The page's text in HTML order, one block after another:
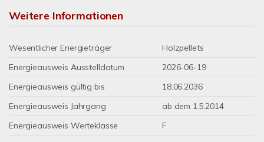
Weitere Informationen
Wesentlicher Energieträger
Holzpellets
Energieausweis Ausstelldatum
2026-06-19
Energieausweis gültig bis
18.06.2036
Energieausweis Jahrgang
ab dem 1.5.2014
Energieausweis Werteklasse
F